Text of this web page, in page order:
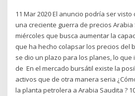
11 Mar 2020 El anuncio podría ser
una creciente guerra de precios
miércoles que busca aumentar la
que ha hecho colapsar los precios del
se dio un plazo para los planes, lo que
de En el mercado bursátil existe la
activos que de otra manera seria
la planta petrolera a Arabia Saudita ? 10